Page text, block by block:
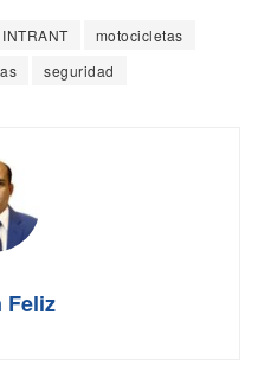
INTRANT
motocicletas
seguridad
Feliz